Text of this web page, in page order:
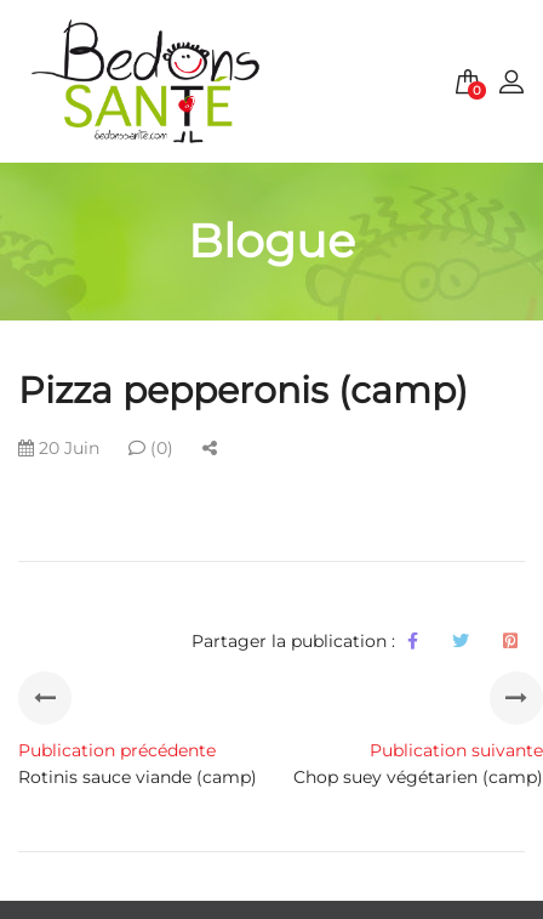
0
Blogue
Pizza pepperonis (camp)
20 Juin (0)
Partager la publication :
Publication précédente
Rotinis sauce viande (camp)
Publication suivante
Chop suey végétarien (camp)